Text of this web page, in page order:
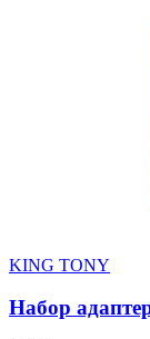
KING TONY
Набор